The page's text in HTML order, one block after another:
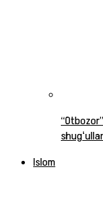
Islom